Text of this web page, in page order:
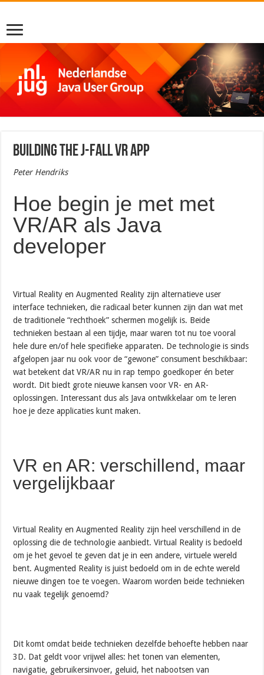
Building the J-Fall VR app
Peter Hendriks
Hoe begin je met met
VR/AR als Java
developer
Virtual Reality en Augmented Reality zijn alternatieve user
interface technieken, die radicaal beter kunnen zijn dan wat met
de traditionele “rechthoek” schermen mogelijk is. Beide
technieken bestaan al een tijdje, maar waren tot nu toe vooral
hele dure en/of hele specifieke apparaten. De technologie is sinds
afgelopen jaar nu ook voor de “gewone” consument beschikbaar:
wat betekent dat VR/AR nu in rap tempo goedkoper én beter
wordt. Dit biedt grote nieuwe kansen voor VR- en AR-
oplossingen. Interessant dus als Java ontwikkelaar om te leren
hoe je deze applicaties kunt maken.
VR en AR: verschillend, maar
vergelijkbaar
Virtual Reality en Augmented Reality zijn heel verschillend in de
oplossing die de technologie aanbiedt. Virtual Reality is bedoeld
om je het gevoel te geven dat je in een andere, virtuele wereld
bent. Augmented Reality is juist bedoeld om in de echte wereld
nieuwe dingen toe te voegen. Waarom worden beide technieken
nu vaak tegelijk genoemd?
Dit komt omdat beide technieken dezelfde behoefte hebben naar
3D. Dat geldt voor vrijwel alles: het tonen van elementen,
navigatie, gebruikersinvoer, geluid, het nabootsen van